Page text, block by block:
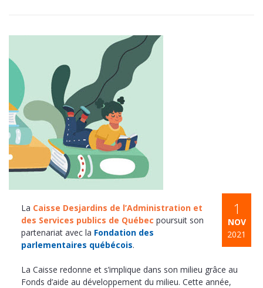
1
NOV
2021
La Caisse Desjardins de l’Administration et
des Services publics de Québec poursuit son
partenariat avec la Fondation des
parlementaires québécois.
La Caisse redonne et s’implique dans son milieu grâce au
Fonds d’aide au développement du milieu. Cette année,